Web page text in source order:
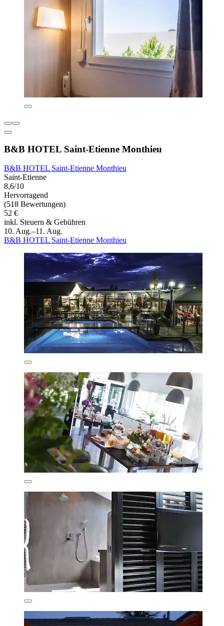
B&B HOTEL Saint-Etienne Monthieu
B&B HOTEL Saint-Etienne Monthieu
Saint-Etienne
8,6/10
Hervorragend
(518 Bewertungen)
52 €
inkl. Steuern & Gebühren
10. Aug.–11. Aug.
B&B HOTEL Saint-Etienne Monthieu